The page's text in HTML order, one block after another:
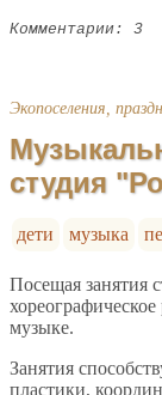
Комментарии: 3
Экопоселения,
студия
дети музыка
Посещая занятия
музыке.
Занятия
пластики,